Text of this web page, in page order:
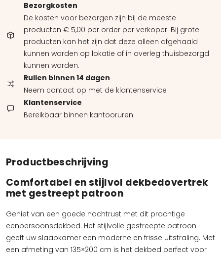
Bezorgkosten
De kosten voor bezorgen zijn bij de meeste
producten € 5,00 per order per verkoper. Bij grote
producten kan het zijn dat deze alleen afgehaald
kunnen worden op lokatie of in overleg thuisbezorgd
kunnen worden.
Ruilen binnen 14 dagen
Neem contact op met de klantenservice
Klantenservice
Bereikbaar binnen kantooruren
Productbeschrijving
Comfortabel en stijlvol dekbedovertrek
met gestreept patroon
Geniet van een goede nachtrust met dit prachtige
eenpersoonsdekbed. Het stijlvolle gestreepte patroon
geeft uw slaapkamer een moderne en frisse uitstraling. Met
een afmeting van 135×200 cm is het dekbed perfect voor